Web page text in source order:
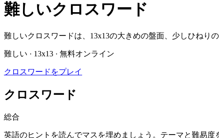
難しいクロスワード
難しいクロスワードは、13x13の大きめの盤面、少しひねり
難しい · 13x13 · 無料オンライン
クロスワードをプレイ
クロスワード
総合
英語のヒントを読んでマスを埋めましょう。テーマと難易度